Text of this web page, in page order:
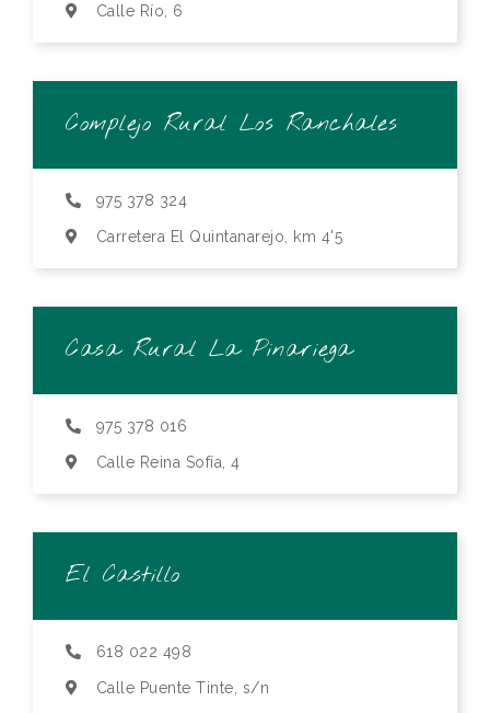
Calle Río, 6
Complejo Rural Los Ranchales
975 378 324
Carretera El Quintanarejo, km 4'5
Casa Rural La Pinariega
975 378 016
Calle Reina Sofía, 4
El Castillo
618 022 498
Calle Puente Tinte, s/n